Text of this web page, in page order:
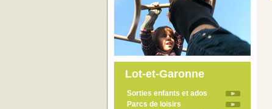
Lot-et-Garonne
Sorties enfants et ados
Parcs de loisirs